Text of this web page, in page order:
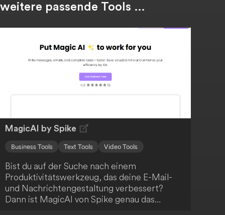
weitere passende Tools …
MagicAI by Spike
Business Tools Text Tools Video Tools
Bist du auf der Suche nach einem
Produktivitätswerkzeug, das deine E-Mail-
und Nachrichtengestaltung verbessert?
Dann ist MagicAI von Spike genau das